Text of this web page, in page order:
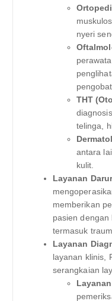
nyeri
THT
telinga,
antara
kulit.
Layanan
memberikan
pasien dengan
termasuk
Layanan
layanan klinis,
serangkaian